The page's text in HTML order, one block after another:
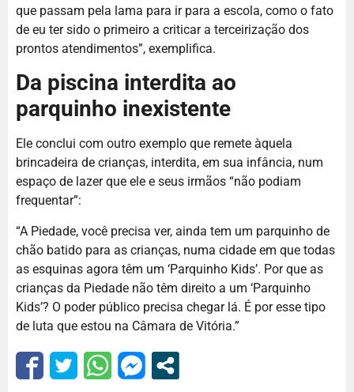
que passam pela lama para ir para a escola, como o fato
de eu ter sido o primeiro a criticar a terceirização dos
prontos atendimentos”, exemplifica.
Da piscina interdita ao
parquinho inexistente
Ele conclui com outro exemplo que remete àquela
brincadeira de crianças, interdita, em sua infância, num
espaço de lazer que ele e seus irmãos “não podiam
frequentar”:
“A Piedade, você precisa ver, ainda tem um parquinho de
chão batido para as crianças, numa cidade em que todas
as esquinas agora têm um ‘Parquinho Kids’. Por que as
crianças da Piedade não têm direito a um ‘Parquinho
Kids’? O poder público precisa chegar lá. É por esse tipo
de luta que estou na Câmara de Vitória.”